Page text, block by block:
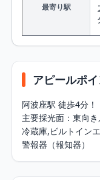
最寄り駅
アピールポイ
阿波座駅 徒歩4分！
主要採光⾯：東向き,
冷蔵庫,ビルトイン
警報器（報知器）